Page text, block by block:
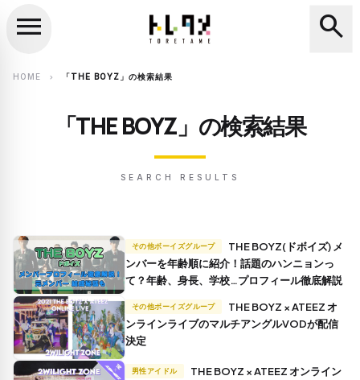
search
menu search
HOME chevron_right 「THE BOYZ」の検索結果
「THE BOYZ」の検索結果
SEARCH RESULTS
その他ボーイズグループ
ンバーを年齢順に紹介！話題のハンニョンっ
て？年齢、身長、学校…プロフィール徹底解説
その他ボーイズグループ
ンラインライブのマルチアングルVODが配信
決定
男性アイドル